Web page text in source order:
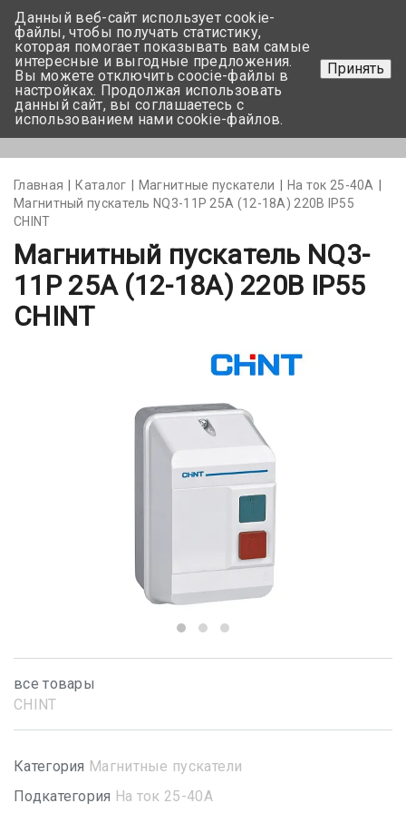
+375 17-350-99-56
+375 44-752-82-08
Задать вопрос
Главная Каталог Магнитные пускатели
На ток 25-40А
Магнитный пускатель NQ3-11P 25А (12-18A) 220В IP55
CHINT
Магнитный пускатель NQ3-
11P 25А (12-18A) 220В IP55
CHINT
все товары
CHINT
Категория Магнитные пускатели
Подкатегория На ток 25-40А
Данный веб-сайт использует cookie-
файлы, чтобы получать статистику,
которая помогает показывать вам самые
интересные и выгодные предложения.
Вы можете отключить coocie-файлы в
настройках. Продолжая использовать
данный сайт, вы соглашаетесь с
использованием нами cookie-файлов.
Принять